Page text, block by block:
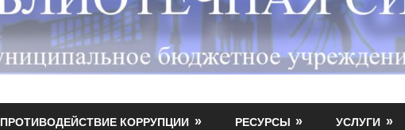
ПРОТИВОДЕЙСТВИЕ КОРРУПЦИИ РЕСУРСЫ УСЛУГИ